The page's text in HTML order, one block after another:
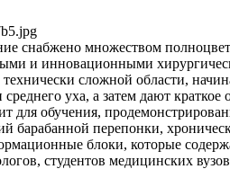
снабжено множеством
и инновационными
технически сложной области,
уха, а затем дают
для обучения,
барабанной перепонки,
блоки, которые
студентов медицинских